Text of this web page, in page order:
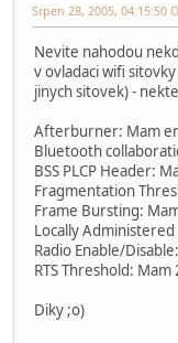
Srpen 28, 2005, 04:15:50
Nevite nahodou
v ovladaci wifi
jinych sitovek) -
Afterburner: Mam
Bluetooth
BSS PLCP Header:
Fragmentation
Frame Bursting:
Locally
Radio Enable/
RTS Threshold: Mam
Diky ;o)